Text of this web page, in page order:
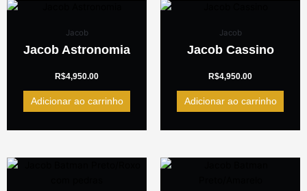
Jacob
Jacob Astronomia
R$4,950.00
Adicionar ao carrinho
Jacob
Jacob Cassino
R$4,950.00
Adicionar ao carrinho